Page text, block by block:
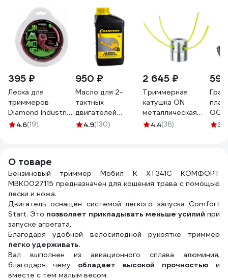
395 ₽
Леска для
триммеров
Diamond Industrial
2.4 мм 30 м
сердечником
DIDTRIM2430KV
4.6(19)
950 ₽
Масло для 2-
тактных
двигателей
полусинтетическое
4.9(130)
2 645 ₽
Триммерная
катушка ON
металлическая
Бочка 15-01-219
4.4(36)
ООО
3.3
О товаре
Бензиновый триммер Мобил К XT341С КОМФОРТ
MBK0027115 предназначен для кошения трава с помощью
лески и ножа.
Двигатель оснащен системой легкого запуска Comfort
Start. Это позволяет прикладывать меньше усилий при
запуске агрегата.
Благодаря удобной велосипедной рукоятке триммер
легко удерживать.
Вал выполнен из авиационного сплава алюминия,
благодаря чему обладает высокой прочностью и
вместе с тем малым весом.